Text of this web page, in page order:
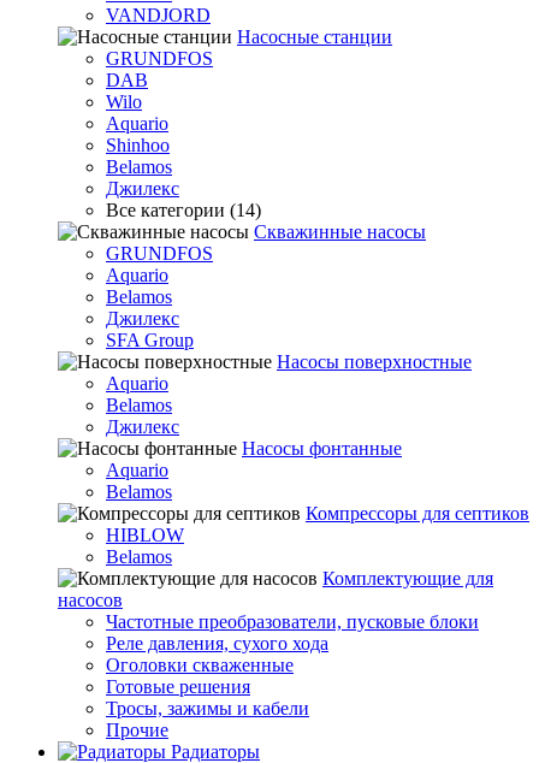
VANDJORD
Насосные станции
GRUNDFOS
DAB
Wilo
Aquario
Shinhoo
Belamos
Джилекс
Все категории (14)
Скважинные насосы
GRUNDFOS
Aquario
Belamos
Джилекс
SFA Group
Насосы поверхностные
Aquario
Belamos
Джилекс
Насосы фонтанные
Aquario
Belamos
Компрессоры для септиков
HIBLOW
Belamos
Комплектующие для
насосов
Частотные преобразователи, пусковые блоки
Реле давления, сухого хода
Оголовки скваженные
Готовые решения
Тросы, зажимы и кабели
Прочие
Радиаторы